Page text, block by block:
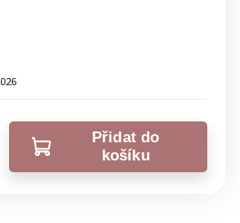
Přidat do
košíku